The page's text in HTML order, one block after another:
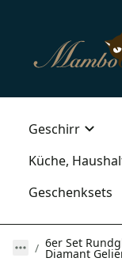
Geschirr
Küche,
Geschenksets
6er Set
Diamant